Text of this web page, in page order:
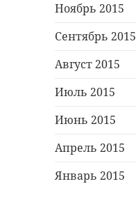
Ноябрь 2015
Сентябрь 2015
Август 2015
Июль 2015
Июнь 2015
Апрель 2015
Январь 2015